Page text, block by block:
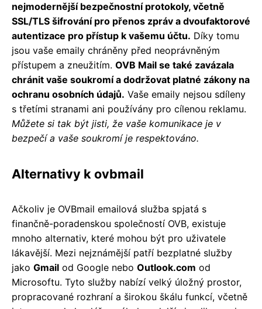
nejmodernější bezpečnostní protokoly, včetně
SSL/TLS šifrování pro přenos zpráv a dvoufaktorové
autentizace pro přístup k vašemu účtu. Díky tomu
jsou vaše emaily chráněny před neoprávněným
přístupem a zneužitím. OVB Mail se také zavázala
chránit vaše soukromí a dodržovat platné zákony na
ochranu osobních údajů. Vaše emaily nejsou sdíleny
s třetími stranami ani používány pro cílenou reklamu.
Můžete si tak být jisti, že vaše komunikace je v
bezpečí a vaše soukromí je respektováno.
Alternativy k ovbmail
Ačkoliv je OVBmail emailová služba spjatá s
finančně-poradenskou společností OVB, existuje
mnoho alternativ, které mohou být pro uživatele
lákavější. Mezi nejznámější patří bezplatné služby
jako Gmail od Google nebo Outlook.com od
Microsoftu. Tyto služby nabízí velký úložný prostor,
propracované rozhraní a širokou škálu funkcí, včetně